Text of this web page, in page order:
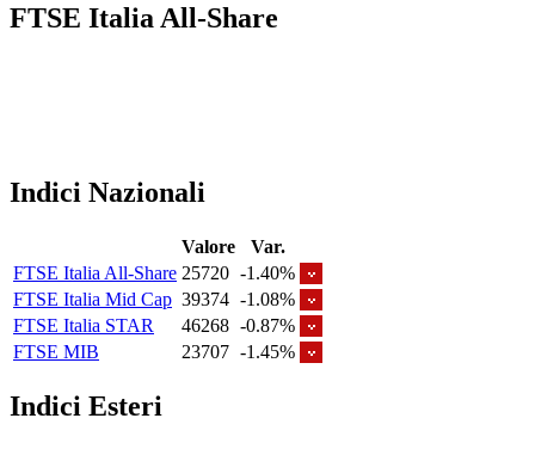
FTSE Italia All-Share
Indici Nazionali
Valore
Var.
FTSE Italia All-Share 25720 -1.40%
FTSE Italia Mid Cap 39374 -1.08%
FTSE Italia STAR
46268 -0.87%
FTSE MIB
23707 -1.45%
Indici Esteri